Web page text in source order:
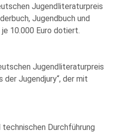
Jugendliteraturpreis
Jugendbuch und
10.000 Euro dotiert.
Jugendliteraturpreis
der Jugendjury“, der mit
Durchführung